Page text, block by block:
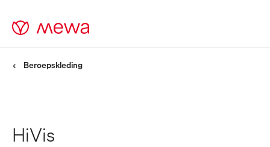
Beroepskleding
HiVis